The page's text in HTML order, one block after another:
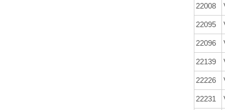
22008
22095
22096
22139
22226
22231